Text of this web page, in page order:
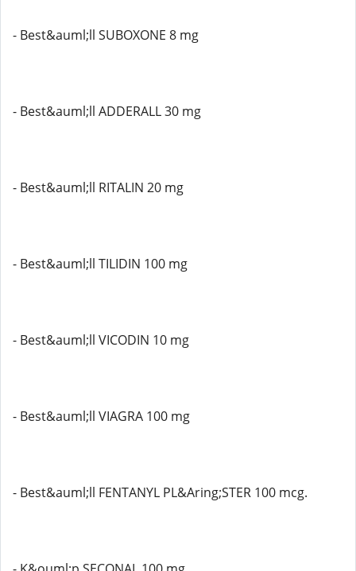
- Best&auml;ll SUBOXONE 8 mg
- Best&auml;ll ADDERALL 30 mg
- Best&auml;ll RITALIN 20 mg
- Best&auml;ll TILIDIN 100 mg
- Best&auml;ll VICODIN 10 mg
- Best&auml;ll VIAGRA 100 mg
- Best&auml;ll FENTANYL PL&Aring;STER 100 mcg.